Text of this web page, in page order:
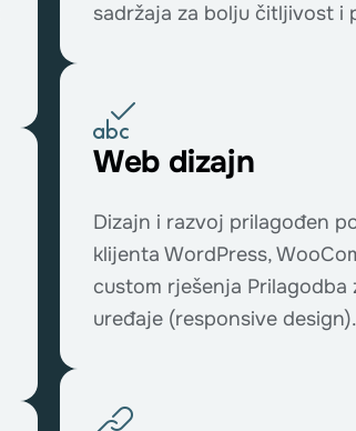
sadržaja za bolju čitljivost i
Web dizajn
Dizajn i razvoj prilagođen
klijenta WordPress,
custom rješenja Prilagodba
uređaje (responsive design).